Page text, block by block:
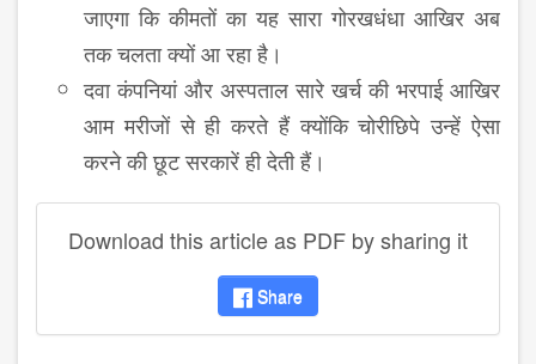
जाएगा कि कीमतों का यह सारा गोरखधंधा आखिर अब
तक चलता क्यों आ रहा है।
दवा कंपनियां और अस्पताल सारे खर्च की भरपाई आखिर
आम मरीजों से ही करते हैं क्योंकि चोरीछिपे उन्हें ऐसा
करने की छूट सरकारें ही देती हैं।
Download this article as PDF by sharing it
Share